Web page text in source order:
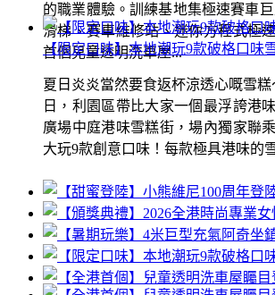
的職業體驗。訓練基地集極速賽車
滑梯、賽車維修站、迷你方程式極
首個兒童透明洗車屋...
【限定口味】本地潮玩9款破格口味
夏日炎炎當然要食返杯涼透心嘅雪
日，利園區帶比大家一個最浮誇港
廣場中庭港味雪糕街，場內獨家聯
大玩9款創意口味！每款極具港味的